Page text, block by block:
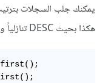
هكذا بحيث DESC تنازلياً و ASC تصاعدياً